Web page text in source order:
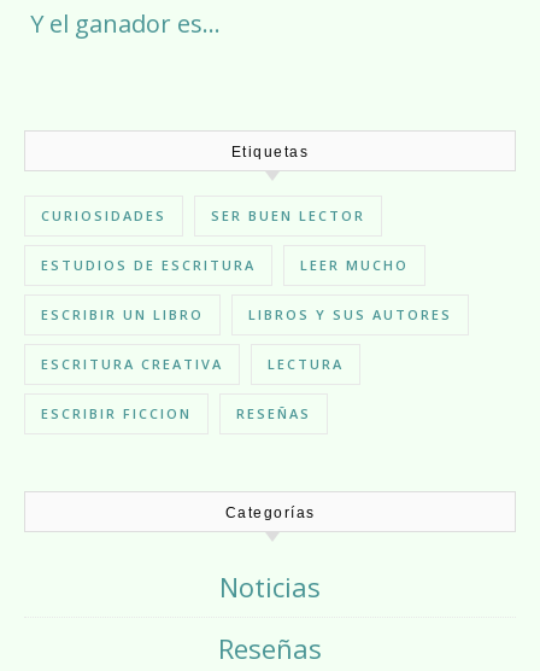
Y el ganador es…
Etiquetas
CURIOSIDADES SER BUEN LECTOR
ESTUDIOS DE ESCRITURA LEER MUCHO
ESCRIBIR UN LIBRO LIBROS Y SUS AUTORES
ESCRITURA CREATIVA LECTURA
ESCRIBIR FICCION RESEÑAS
Categorías
Noticias
Reseñas